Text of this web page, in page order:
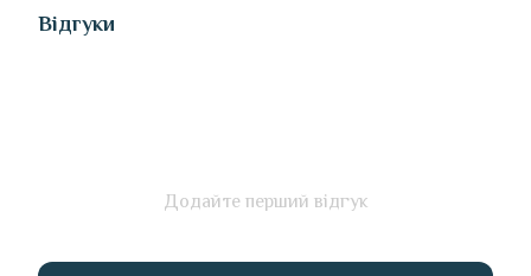
Відгуки
Додайте перший відгук